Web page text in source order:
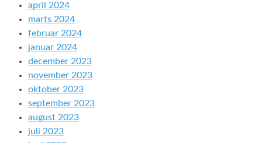
april 2024
marts 2024
februar 2024
januar 2024
december 2023
november 2023
oktober 2023
september 2023
august 2023
juli 2023